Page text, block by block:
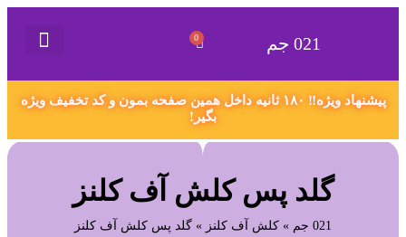
021 جم 0
پیشنهاد ویژه‼️ ۱۸۰ ثانیه داخل همین صفحه بمون و کد تخفیف ویژه
بگیر!
گلد پس کلش آف کلنز
021 جم » کلش آف کلنز » گلد پس کلش آف کلنز